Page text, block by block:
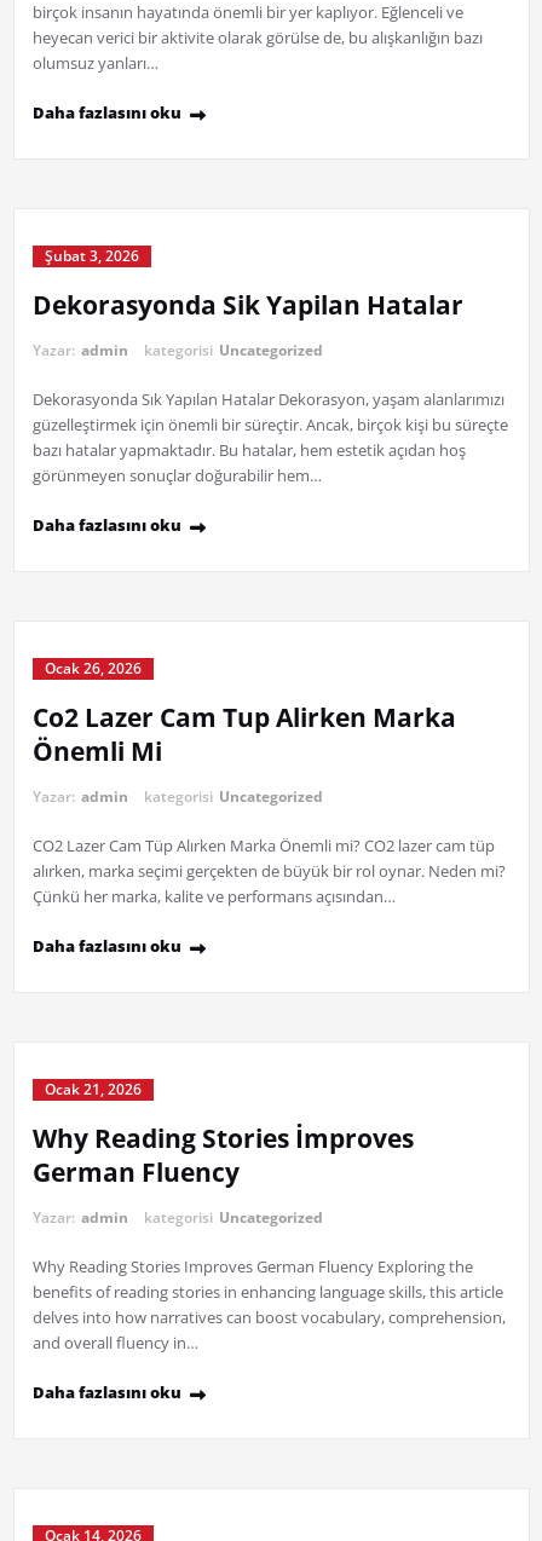
birçok insanın hayatında önemli bir yer kaplıyor. Eğlenceli ve
heyecan verici bir aktivite olarak görülse de, bu alışkanlığın bazı
olumsuz yanları…
Daha fazlasını oku
Şubat 3, 2026
Dekorasyonda Sik Yapilan Hatalar
Yazar: admin kategorisi Uncategorized
Dekorasyonda Sık Yapılan Hatalar Dekorasyon, yaşam alanlarımızı
güzelleştirmek için önemli bir süreçtir. Ancak, birçok kişi bu süreçte
bazı hatalar yapmaktadır. Bu hatalar, hem estetik açıdan hoş
görünmeyen sonuçlar doğurabilir hem…
Daha fazlasını oku
Ocak 26, 2026
Co2 Lazer Cam Tup Alirken Marka
Önemli Mi
Yazar: admin kategorisi Uncategorized
CO2 Lazer Cam Tüp Alırken Marka Önemli mi? CO2 lazer cam tüp
alırken, marka seçimi gerçekten de büyük bir rol oynar. Neden mi?
Çünkü her marka, kalite ve performans açısından…
Daha fazlasını oku
Ocak 21, 2026
Why Reading Stories İmproves
German Fluency
Yazar: admin kategorisi Uncategorized
Why Reading Stories Improves German Fluency Exploring the
benefits of reading stories in enhancing language skills, this article
delves into how narratives can boost vocabulary, comprehension,
and overall fluency in…
Daha fazlasını oku
Ocak 14, 2026